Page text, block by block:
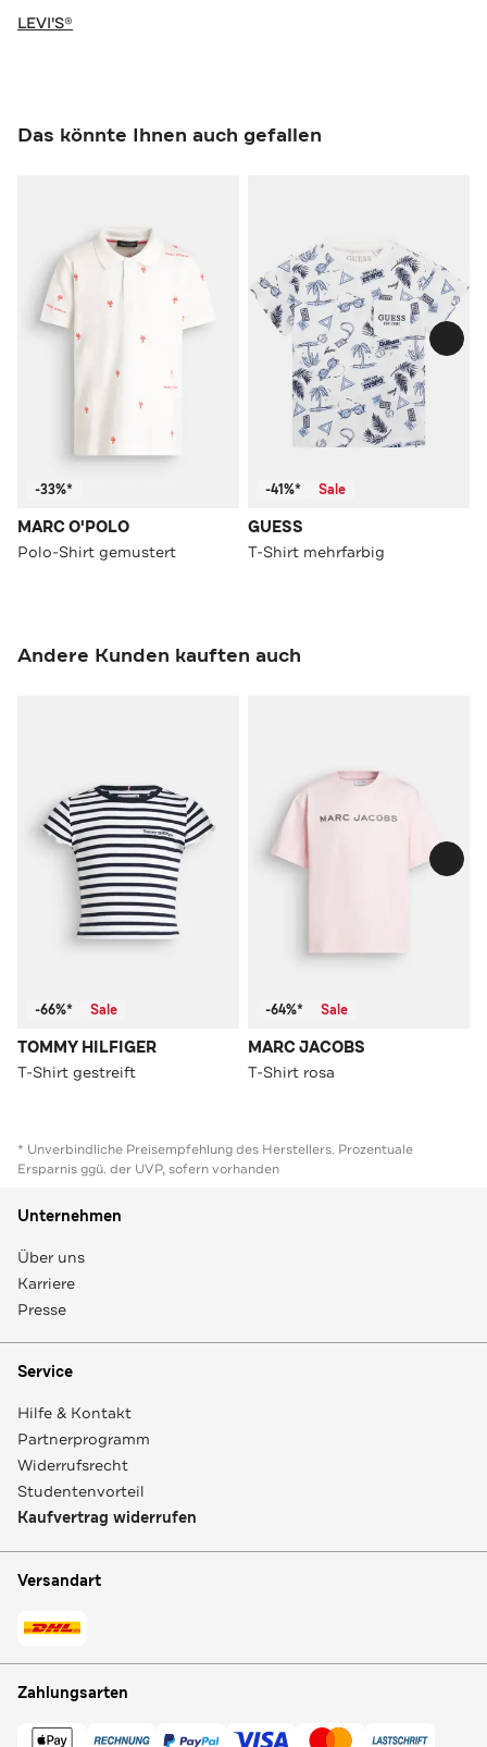
LEVI'S®
Das könnte Ihnen auch gefallen
-33%*
MARC O'POLO
Polo-Shirt gemustert
-41%* Sale
GUESS
T-Shirt mehrfarbig
Andere Kunden kauften auch
-66%* Sale
TOMMY HILFIGER
T-Shirt gestreift
-64%* Sale
MARC JACOBS
T-Shirt rosa
* Unverbindliche Preisempfehlung des Herstellers. Prozentuale
Ersparnis ggü. der UVP, sofern vorhanden
Unternehmen
Über uns
Karriere
Presse
Service
Hilfe & Kontakt
Partnerprogramm
Widerrufsrecht
Studentenvorteil
Kaufvertrag widerrufen
Versandart
Zahlungsarten